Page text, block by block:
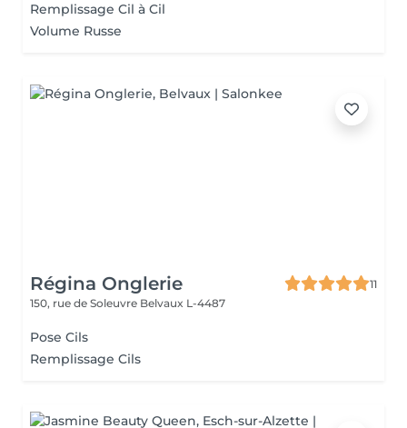
Remplissage Cil à Cil
Volume Russe
Régina Onglerie
11
150, rue de Soleuvre Belvaux L-4487
Pose Cils
Remplissage Cils